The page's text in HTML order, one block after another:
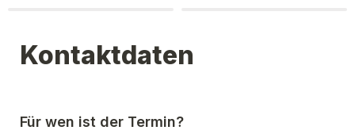
Kontaktdaten
Für wen ist der Termin?